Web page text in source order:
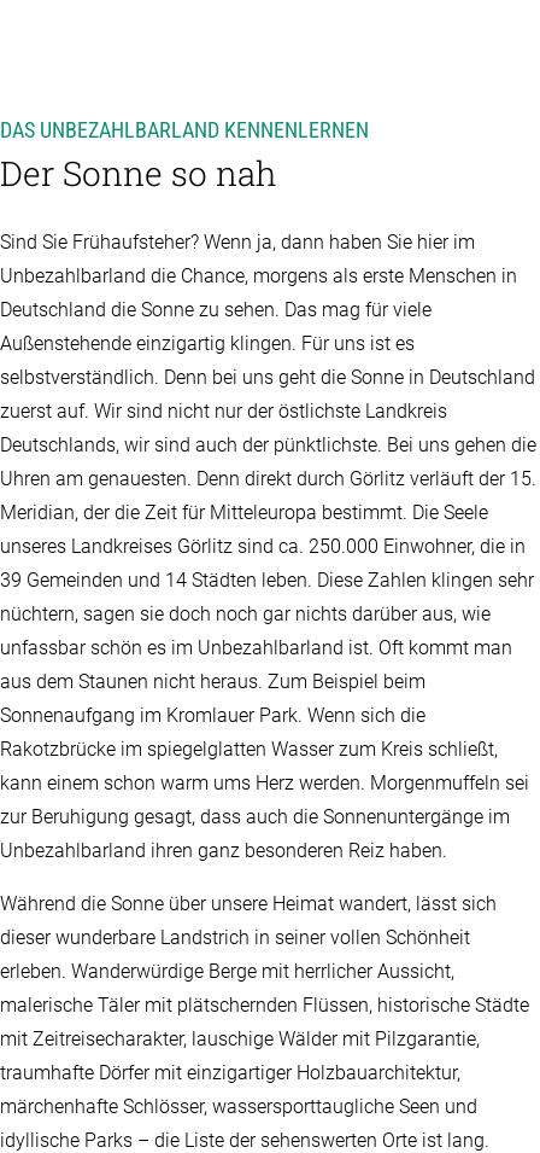
DAS UNBEZAHLBARLAND KENNENLERNEN
Der Sonne so nah
Sind Sie Frühaufsteher? Wenn ja, dann haben Sie hier im
Unbezahlbarland die Chance, morgens als erste Menschen in
Deutschland die Sonne zu sehen. Das mag für viele
Außenstehende einzigartig klingen. Für uns ist es
selbstverständlich. Denn bei uns geht die Sonne in Deutschland
zuerst auf. Wir sind nicht nur der östlichste Landkreis
Deutschlands, wir sind auch der pünktlichste. Bei uns gehen die
Uhren am genauesten. Denn direkt durch Görlitz verläuft der 15.
Meridian, der die Zeit für Mitteleuropa bestimmt. Die Seele
unseres Landkreises Görlitz sind ca. 250.000 Einwohner, die in
39 Gemeinden und 14 Städten leben. Diese Zahlen klingen sehr
nüchtern, sagen sie doch noch gar nichts darüber aus, wie
unfassbar schön es im Unbezahlbarland ist. Oft kommt man
aus dem Staunen nicht heraus. Zum Beispiel beim
Sonnenaufgang im Kromlauer Park. Wenn sich die
Rakotzbrücke im spiegelglatten Wasser zum Kreis schließt,
kann einem schon warm ums Herz werden. Morgenmuffeln sei
zur Beruhigung gesagt, dass auch die Sonnenuntergänge im
Unbezahlbarland ihren ganz besonderen Reiz haben.
Während die Sonne über unsere Heimat wandert, lässt sich
dieser wunderbare Landstrich in seiner vollen Schönheit
erleben. Wanderwürdige Berge mit herrlicher Aussicht,
malerische Täler mit plätschernden Flüssen, historische Städte
mit Zeitreisecharakter, lauschige Wälder mit Pilzgarantie,
traumhafte Dörfer mit einzigartiger Holzbauarchitektur,
märchenhafte Schlösser, wassersporttaugliche Seen und
idyllische Parks – die Liste der sehenswerten Orte ist lang.